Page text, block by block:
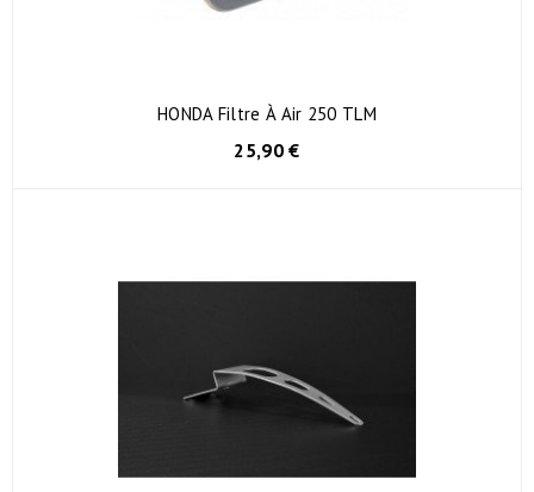
HONDA Filtre À Air 250 TLM
25,90 €